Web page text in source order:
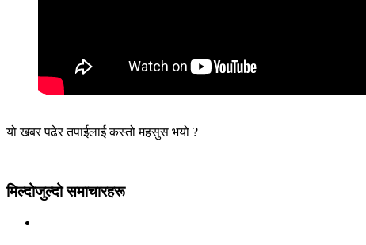
यो खबर पढेर तपाईलाई कस्तो महसुस भयो ?
मिल्दोजुल्दो समाचारहरू